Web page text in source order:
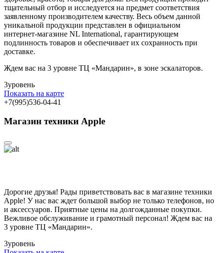
тщательный отбор и исследуется на предмет соответствия
заявленному производителем качеству. Весь объем данной
уникальной продукции представлен в официальном
интернет-магазине NL International, гарантирующем
подлинность товаров и обеспечивает их сохранность при
доставке.
Ждем вас на 3 уровне ТЦ «Мандарин», в зоне эскалаторов.
3уровень
Показать на карте
+7(995)536-04-41
Магазин техники Apple
Дорогие друзья! Рады приветствовать вас в магазине техники
Apple! У нас вас ждет большой выбор не только телефонов, но
и аксессуаров. Приятные цены на долгожданные покупки.
Вежливое обслуживание и грамотный персонал! Ждем вас на
3 уровне ТЦ «Мандарин».
3уровень